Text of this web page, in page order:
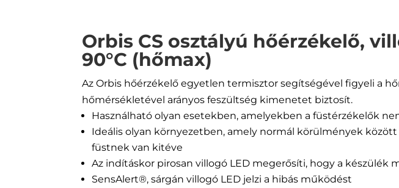
Orbis CS osztályú hőérzékelő,
90°C (hőmax)
Az Orbis hőérzékelő egyetlen termisztor segítségével figyeli a
hőmérsékletével arányos feszültség kimenetet biztosít.
Használható olyan esetekben, amelyekben a füstérzékelők
Ideális olyan környezetben, amely normál körülmények
füstnek van kitéve
Az indításkor pirosan villogó LED megerősíti, hogy a készülék
SensAlert®, sárgán villogó LED jelzi a hibás működést